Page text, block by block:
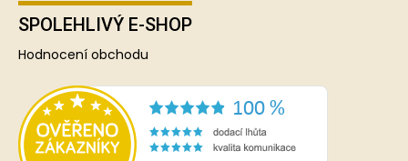
SPOLEHLIVÝ E-SHOP
Hodnocení obchodu